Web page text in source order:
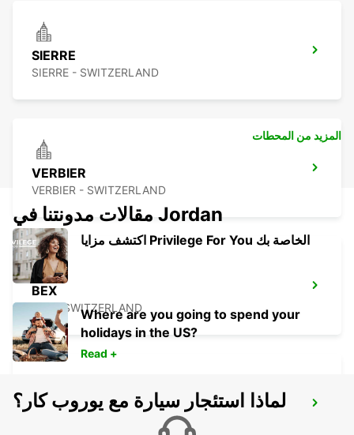
SIERRE
SIERRE - SWITZERLAND
VERBIER
VERBIER - SWITZERLAND
BEX
BEX - SWITZERLAND
AIGLE
المزيد من المحطات
مقالات مدونتنا في Jordan
اكتشف مزايا Privilege For You الخاصة بك
Where are you going to spend your
holidays in the US?
Read +
لماذا استئجار سيارة مع يوروب كار؟